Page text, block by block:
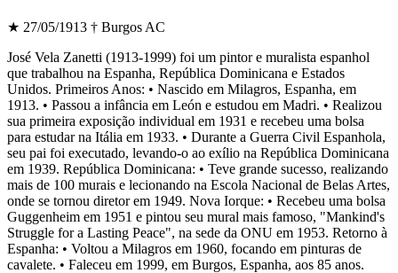
★ 27/05/1913 † Burgos AC
José Vela Zanetti (1913-1999) foi um pintor e muralista espanhol
que trabalhou na Espanha, República Dominicana e Estados
Unidos. Primeiros Anos: • Nascido em Milagros, Espanha, em
1913. • Passou a infância em León e estudou em Madri. • Realizou
sua primeira exposição individual em 1931 e recebeu uma bolsa
para estudar na Itália em 1933. • Durante a Guerra Civil Espanhola,
seu pai foi executado, levando-o ao exílio na República Dominicana
em 1939. República Dominicana: • Teve grande sucesso, realizando
mais de 100 murais e lecionando na Escola Nacional de Belas Artes,
onde se tornou diretor em 1949. Nova Iorque: • Recebeu uma bolsa
Guggenheim em 1951 e pintou seu mural mais famoso, "Mankind's
Struggle for a Lasting Peace", na sede da ONU em 1953. Retorno à
Espanha: • Voltou a Milagros em 1960, focando em pinturas de
cavalete. • Faleceu em 1999, em Burgos, Espanha, aos 85 anos.